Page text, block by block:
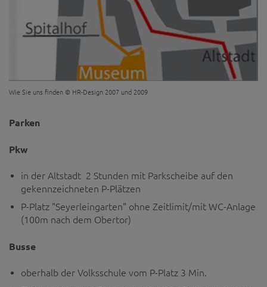
Wie Sie uns finden © HR-Design 2007 und 2009
Parken
Pkw
in der Altstadt 2 Stunden mit Parkscheibe auf den
gekennzeichneten P-Plätzen
P-Platz "Seyerleingarten" ohne Zeitlimit/mit WC-Anlage
(100m nach dem Obertor)
Busse
oberhalb der Volksschule vom P-Platz 3 Min.